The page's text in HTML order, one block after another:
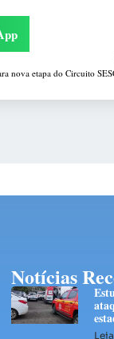
nova etapa do Circuito
Notícias